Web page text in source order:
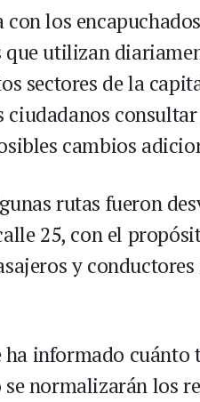
los
utilizan
sectores de la
cambios
rutas fueron
25, con el
y
informado cuánto
normalizarán los